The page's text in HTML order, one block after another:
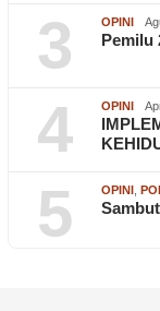
3 OPINI
Pemilu
4 OPINI
5 OPINI